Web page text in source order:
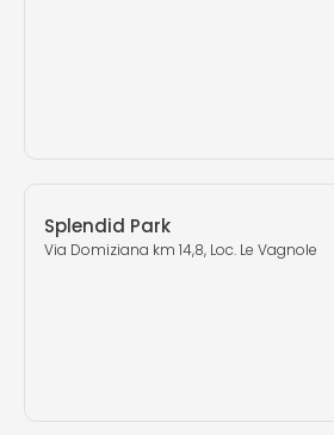
Splendid Park
Via Domiziana km 14,8, Loc. Le Vagnole